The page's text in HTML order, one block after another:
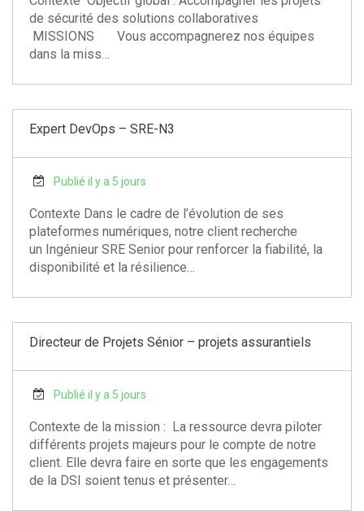
de sécurité des solutions collaboratives
MISSIONS Vous accompagnerez nos équipes
dans la miss…
Expert DevOps – SRE-N3
Publié il y a 5 jours
Contexte Dans le cadre de l’évolution de ses
plateformes numériques, notre client recherche
un Ingénieur SRE Senior pour renforcer la fiabilité, la
disponibilité et la résilience…
Directeur de Projets Sénior – projets assurantiels
Publié il y a 5 jours
Contexte de la mission : La ressource devra piloter
différents projets majeurs pour le compte de notre
client. Elle devra faire en sorte que les engagements
de la DSI soient tenus et présenter…